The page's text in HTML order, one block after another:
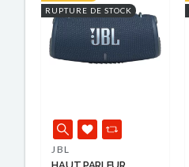
RUPTURE DE STOCK
JBL